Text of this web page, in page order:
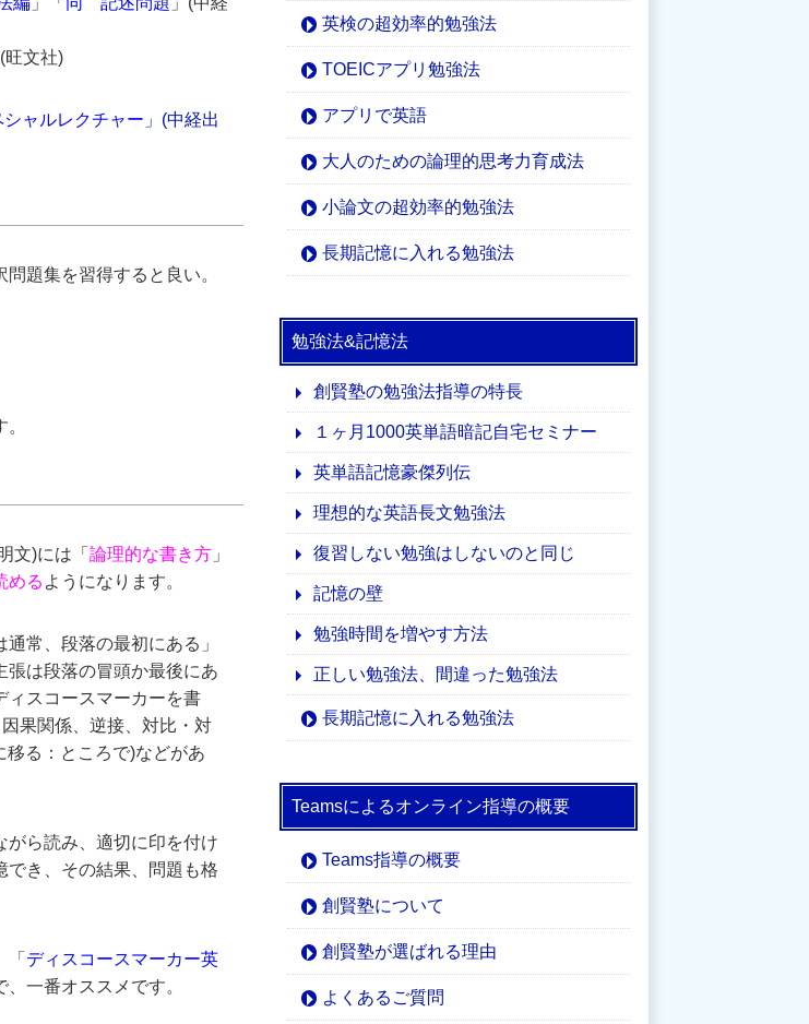
旺文社)
ャルレクチャー 」(中経出
題集を習得すると良い。
文)には「 論理的な書き方 」
める ようになります。
常、段落の最初にある」
張は段落の冒頭か最後にあ
ィスコースマーカーを書
果関係、逆接、対比・対
る：ところで)などがあ
がら読み、適切に印を付け
でき、その結果、問題も格
ディスコースマーカー英
一番オススメです。
英検の超効率的勉強法
TOEICアプリ勉強法
アプリで英語
大人のための論理的思考力育成法
小論文の超効率的勉強法
長期記憶に入れる勉強法
勉強法&記憶法
創賢塾の勉強法指導の特長
１ヶ月1000英単語暗記自宅セミナー
英単語記憶豪傑列伝
理想的な英語長文勉強法
復習しない勉強はしないのと同じ
記憶の壁
勉強時間を増やす方法
正しい勉強法、間違った勉強法
長期記憶に入れる勉強法
Teamsによるオンライン指導の概要
Teams指導の概要
創賢塾について
創賢塾が選ばれる理由
よくあるご質問